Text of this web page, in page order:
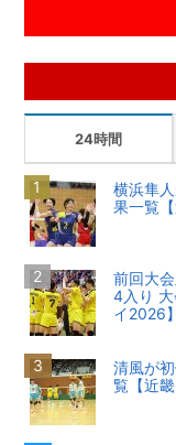
24時間
横浜隼
果一覧
前回大
4入り
イ2026】
清風が
覧【近